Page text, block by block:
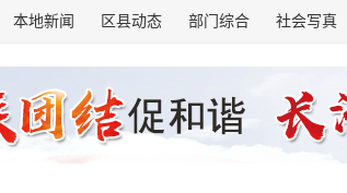
本地新闻 区县动态 部门综合 社会写真